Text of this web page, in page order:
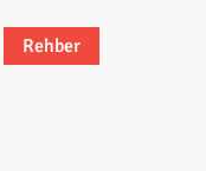
Rehber